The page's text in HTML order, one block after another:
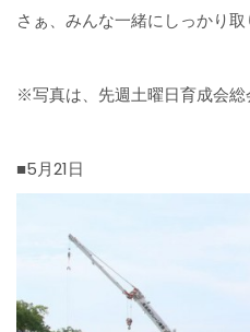
さぁ、みんな一緒にしっかり取
※写真は、先週土曜日育成会総
■5月21日